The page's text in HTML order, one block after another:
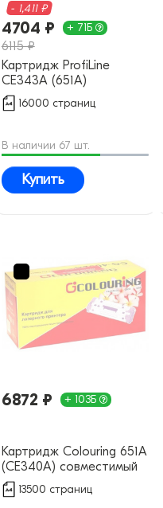
- 1,411 ₽
4704 ₽ + 71Б
6115 ₽
Картридж ProfiLine
CE343A (651A)
совместимый
16000 страниц
В наличии 67 шт.
Купить
6872 ₽ + 103Б
Картридж Colouring 651А
(CE340A) совместимый
13500 страниц